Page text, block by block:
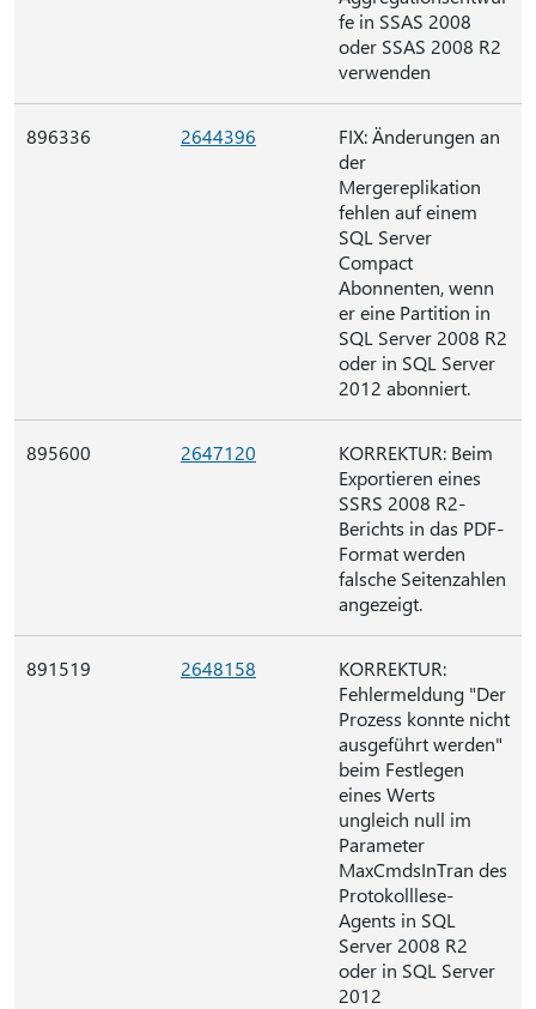
fe in SSAS 2008
oder SSAS 2008 R2
verwenden
896336 2644396
FIX: Änderungen an
der
Mergereplikation
fehlen auf einem
SQL Server
Compact
Abonnenten, wenn
er eine Partition in
SQL Server 2008 R2
oder in SQL Server
2012 abonniert.
895600 2647120
KORREKTUR: Beim
Exportieren eines
SSRS 2008 R2-
Berichts in das PDF-
Format werden
falsche Seitenzahlen
angezeigt.
891519 2648158
KORREKTUR:
Fehlermeldung "Der
Prozess konnte nicht
ausgeführt werden"
beim Festlegen
eines Werts
ungleich null im
Parameter
MaxCmdsInTran des
Protokolllese-
Agents in SQL
Server 2008 R2
oder in SQL Server
2012